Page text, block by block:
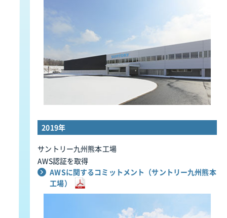
2019年
サントリー九州熊本工場
AWS認証を取得
AWSに関するコミットメント（サントリー九州熊本
工場）